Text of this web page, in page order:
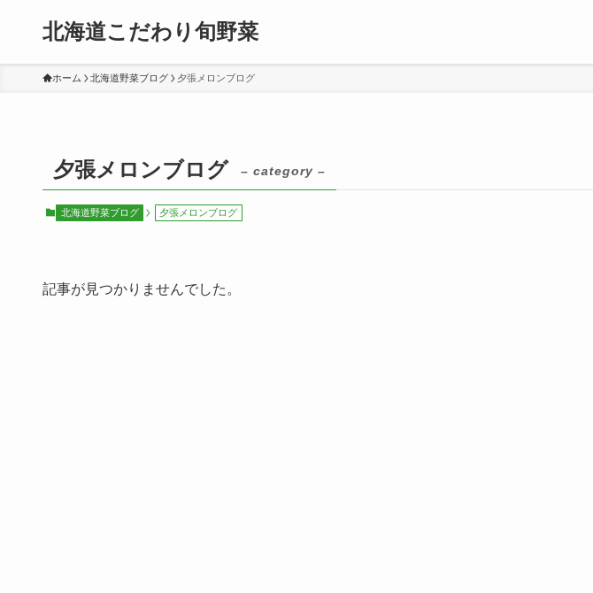
北海道こだわり旬野菜
ホーム 北海道野菜ブログ 夕張メロンブログ
夕張メロンブログ – category –
北海道野菜ブログ 夕張メロンブログ
記事が見つかりませんでした。